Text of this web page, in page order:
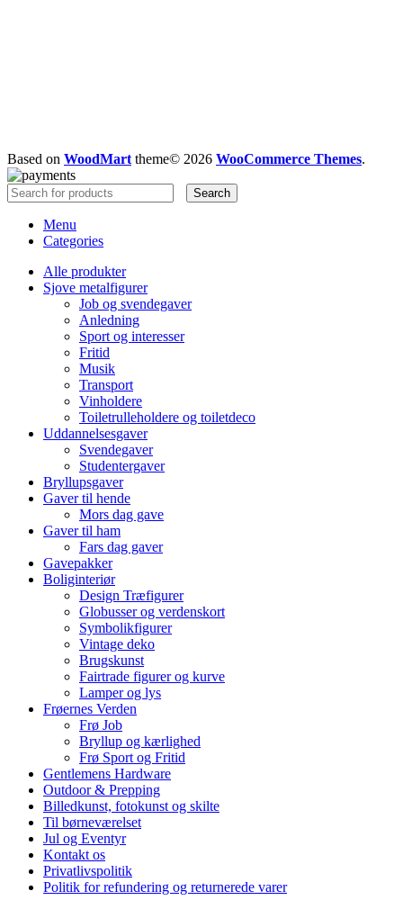
Based on WoodMart theme© 2026 WooCommerce Themes.
Search
Menu
Categories
Alle produkter
Sjove metalfigurer
Job og svendegaver
Anledning
Sport og interesser
Fritid
Musik
Transport
Vinholdere
Toiletrulleholdere og toiletdeco
Uddannelsesgaver
Svendegaver
Studentergaver
Bryllupsgaver
Gaver til hende
Mors dag gave
Gaver til ham
Fars dag gaver
Gavepakker
Boliginteriør
Design Træfigurer
Globusser og verdenskort
Symbolikfigurer
Vintage deko
Brugskunst
Fairtrade figurer og kurve
Lamper og lys
Frøernes Verden
Frø Job
Bryllup og kærlighed
Frø Sport og Fritid
Gentlemens Hardware
Outdoor & Prepping
Billedkunst, fotokunst og skilte
Til børneværelset
Jul og Eventyr
Kontakt os
Privatlivspolitik
Politik for refundering og returnerede varer